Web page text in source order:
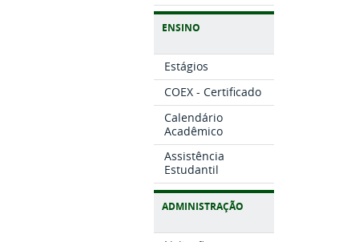
ENSINO
Estágios
COEX - Certificado
Calendário
Acadêmico
Assistência
Estudantil
ADMINISTRAÇÃO